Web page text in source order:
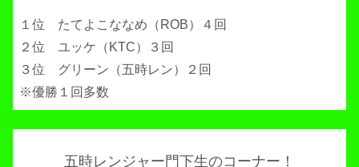
１位 たてよこななめ（ROB）４回
２位 ユッケ（KTC）３回
３位 グリーン（五時レン）２回
※優勝１回多数
五時レンジャー門下生のコーナー！